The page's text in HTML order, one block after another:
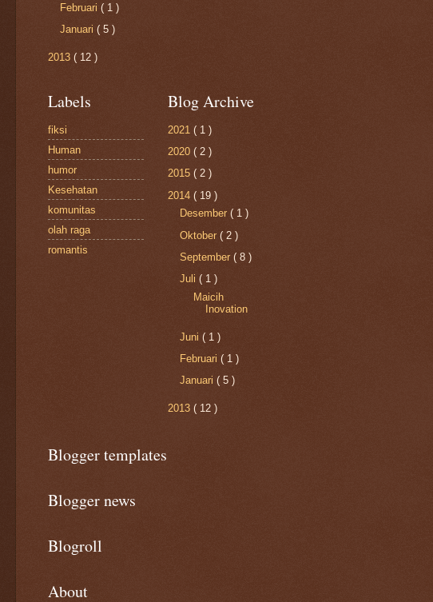
Februari( 1 )
Januari( 5 )
2013 ( 12 )
Labels
fiksi
Human
humor
Kesehatan
komunitas
olah raga
romantis
Blog Archive
2021 ( 1 )
2020 ( 2 )
2015 ( 2 )
2014 ( 19 )
Desember( 1 )
Oktober( 2 )
September( 8 )
Juli( 1 )
Maicih
Inovation
Juni( 1 )
Februari( 1 )
Januari( 5 )
2013 ( 12 )
Blogger templates
Blogger news
Blogroll
About